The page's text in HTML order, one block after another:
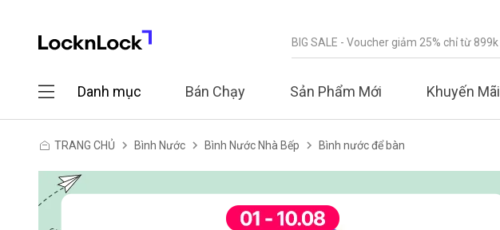
Danh mục Bán Chạy Sản Phẩm Mới Khuyến Mãi
TRANG CHỦ Bình Nước Bình Nước Nhà Bếp Bình nước để bàn